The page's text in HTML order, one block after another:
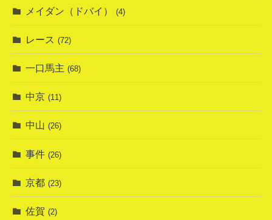
メイダン（ドバイ） (4)
レース (72)
一口馬主 (68)
中京 (11)
中山 (26)
事件 (26)
京都 (23)
佐賀 (2)